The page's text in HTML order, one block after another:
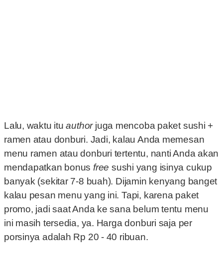
Lalu, waktu ituauthor juga mencoba paket sushi +
ramen atau donburi. Jadi, kalau Anda memesan
menu ramen atau donburi tertentu, nanti Anda akan
mendapatkan bonusfree sushi yang isinya cukup
banyak (sekitar 7-8 buah). Dijamin kenyang banget
kalau pesan menu yang ini. Tapi, karena paket
promo, jadi saat Anda ke sana belum tentu menu
ini masih tersedia, ya. Harga donburi saja per
porsinya adalah Rp 20 - 40 ribuan.